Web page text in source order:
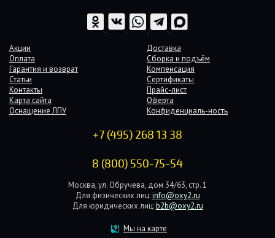
Акции
Доставка
Оплата
Сборка и подъём
Гарантия и возврат
Компенсация
Статьи
Сертификаты
Контакты
Прайс-лист
Карта сайта
Оферта
Оснащение ЛПУ
Конфиденциаль-ность
+7 (495) 268 13 38
8 (800) 550-75-54
Москва, ул. Обручева, дом 34/63, стр. 1
Для физических лиц: info@oxy2.ru
Для юридических лиц: b2b@oxy2.ru
Мы на карте